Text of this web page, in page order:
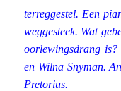
terreggestel. Een
weggesteek. Wat
oorlewingsdrang
en Wilna Snyman.
Pretorius.